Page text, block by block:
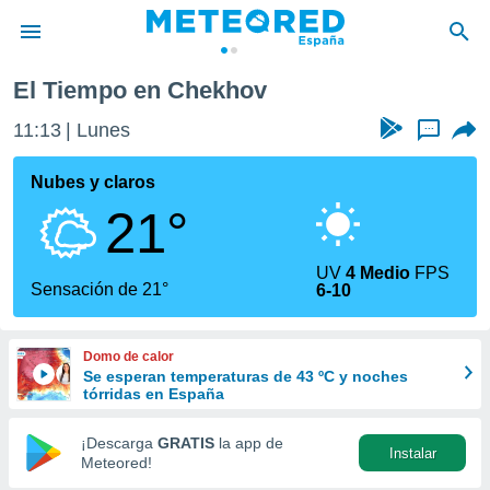
de
por
que se
calidad.
a este
las
y
forma
digital
basada
El Tiempo en Chekhov
11:13 Lunes ...
Nubes y claros
21°
Sensación de 21°
UV4 Medio FPS
6-10
Domo de calor
Se esperan temperaturas de 43 ºC y noches
tórridas en España
¡Descarga GRATIS la app de
Meteored!
Instalar